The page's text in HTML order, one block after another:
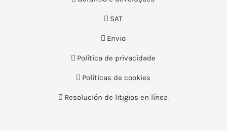
SAT
Envio
Política de privacidade
Políticas de cookies
Resolución de litigios en línea